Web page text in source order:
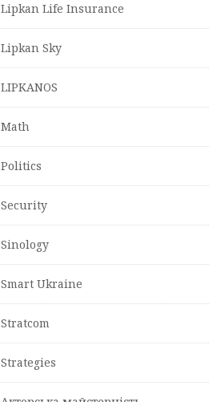
Lipkan Life Insurance
Lipkan Sky
LIPKANOS
Math
Politics
Security
Sinology
Smart Ukraine
Stratcom
Strategies